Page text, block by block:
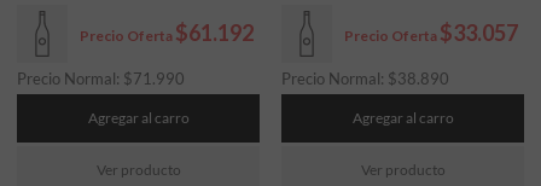
Precio Oferta $61.192
Precio Normal: $71.990
Agregar al carro
Ver producto
Precio Oferta $33.057
Precio Normal: $38.890
Agregar al carro
Ver producto